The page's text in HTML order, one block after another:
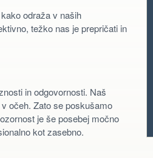
odraža v naših
težko nas je prepričati in
in odgovornosti. Naš
očeh. Zato se poskušamo
je še posebej močno
kot zasebno.